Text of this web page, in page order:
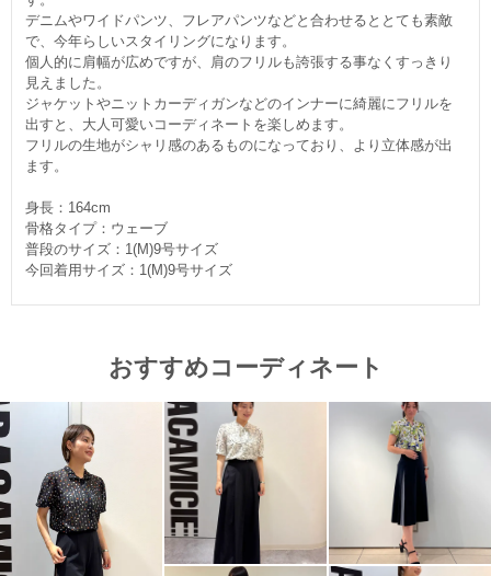
デニムやワイドパンツ、フレアパンツなどと合わせるととても素敵
で、今年らしいスタイリングになります。
個人的に肩幅が広めですが、肩のフリルも誇張する事なくすっきり
見えました。
ジャケットやニットカーディガンなどのインナーに綺麗にフリルを
出すと、大人可愛いコーディネートを楽しめます。
フリルの生地がシャリ感のあるものになっており、より立体感が出
ます。
身長：164cm
骨格タイプ：ウェーブ
普段のサイズ：1(M)9号サイズ
今回着用サイズ：1(M)9号サイズ
おすすめコーディネート